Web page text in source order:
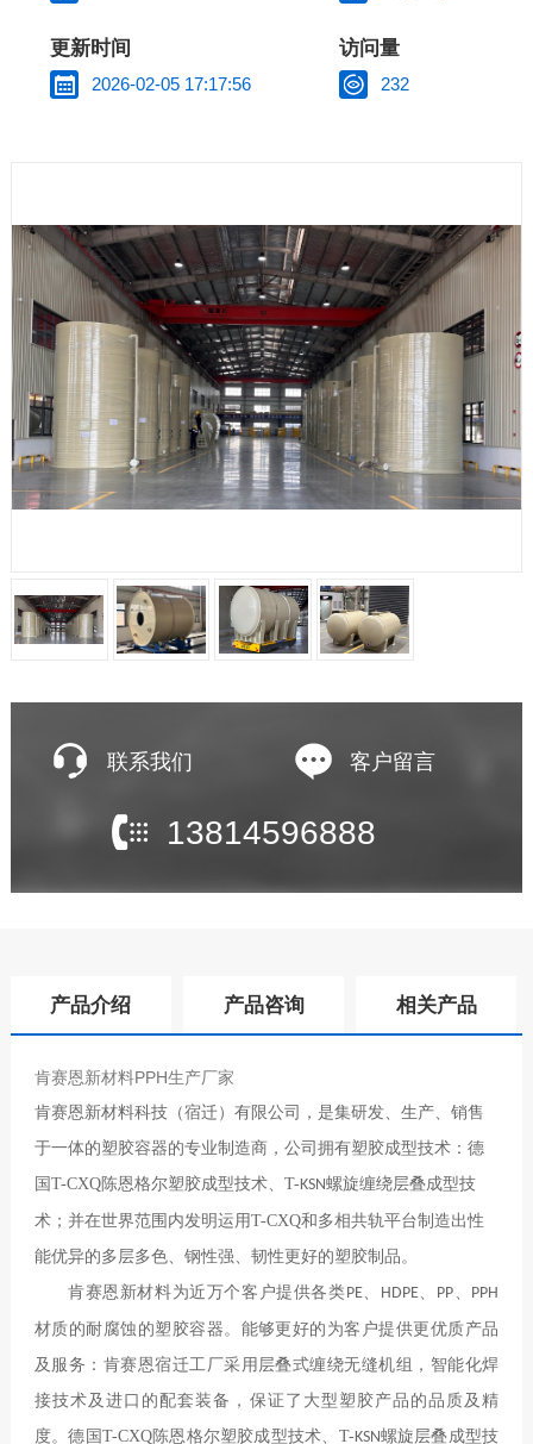
更新时间
2026-02-05 17:17:56
访问量
232
联系我们 客户留言
13814596888
产品介绍 产品咨询 相关产品
肯赛恩新材料PPH生产厂家
肯赛恩新材料科技（宿迁）有限公司， 是集研发、生产、销售
于一体的塑胶容器的专业制造商， 公司拥有塑胶成型技术： 德
国 T-CXQ陈恩格尔塑胶成型技术、 T-KSN螺旋缠绕层叠成型技
术； 并在世界范围内发明运用T-CXQ和多相共轨平台制造出性
能优异的多层多色、钢性强、韧性更好的塑胶制品。
肯赛恩新材料为近万个客户提供各类PE、 HDPE、 PP、 PPH
材质的耐腐蚀的塑胶容器。 能够更好的为客户提供更优质产品
及服务 ： 肯赛恩宿迁工厂采用 层叠式缠绕无缝机组， 智能化焊
接技术及进口的 配套装备， 保证了 大型塑胶产品的品质及精
度。德国 T-CXQ陈恩格尔塑胶成型技术、 T-KSN螺旋层叠成型技